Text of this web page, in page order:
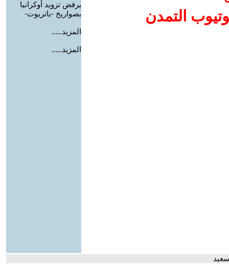
التمدن
يرفض تزويد أوكرانيا
بصواريخ -باتريوت-
المزيد.....
المزيد.....